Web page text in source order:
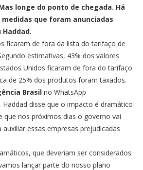
longe do ponto de chegada. Há
que foram anunciadas
ficaram de fora da lista do tarifaço de
estimativas, 43% dos valores
Unidos ficaram de fora do tarifaço.
de 25% dos produtos foram taxados.
Brasil no WhatsApp
Haddad disse que o impacto é dramático
que nos próximos dias o governo vai
essas empresas prejudicadas
que deveriam ser considerados
lançar parte do nosso plano